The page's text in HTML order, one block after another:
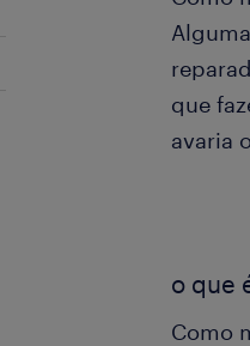
que
avaria
o que
Como